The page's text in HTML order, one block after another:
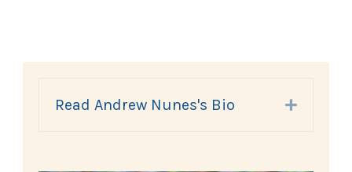
Read Andrew Nunes's Bio Expand